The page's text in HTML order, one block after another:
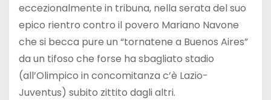
eccezionalmente in tribuna, nella serata del suo
epico rientro contro il povero Mariano Navone
che si becca pure un “tornatene a Buenos Aires”
da un tifoso che forse ha sbagliato stadio
(all’Olimpico in concomitanza c’è Lazio-
Juventus) subito zittito dagli altri.